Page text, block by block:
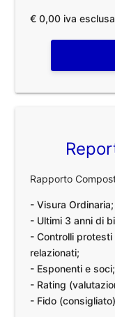
€ 0,00 iva esclusa
Rapporto
- Visura Ordinaria;
- Ultimi 3 anni di
- Controlli
relazionati;
- Esponenti e soci;
- Rating
- Fido